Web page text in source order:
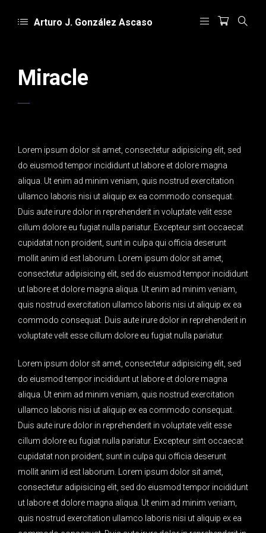
Arturo J. González Ascaso
Miracle
Lorem ipsum dolor sit amet, consectetur adipisicing elit, sed
do eiusmod tempor incididunt ut labore et dolore magna
aliqua. Ut enim ad minim veniam, quis nostrud exercitation
ullamco laboris nisi ut aliquip ex ea commodo consequat.
Duis aute irure dolor in reprehenderit in voluptate velit esse
cillum dolore eu fugiat nulla pariatur. Excepteur sint occaecat
cupidatat non proident, sunt in culpa qui officia deserunt
mollit anim id est laborum. Lorem ipsum dolor sit amet,
consectetur adipisicing elit, sed do eiusmod tempor incididunt
ut labore et dolore magna aliqua. Ut enim ad minim veniam,
quis nostrud exercitation ullamco laboris nisi ut aliquip ex ea
commodo consequat. Duis aute irure dolor in reprehenderit in
voluptate velit esse cillum dolore eu fugiat nulla pariatur.
Lorem ipsum dolor sit amet, consectetur adipisicing elit, sed
do eiusmod tempor incididunt ut labore et dolore magna
aliqua. Ut enim ad minim veniam, quis nostrud exercitation
ullamco laboris nisi ut aliquip ex ea commodo consequat.
Duis aute irure dolor in reprehenderit in voluptate velit esse
cillum dolore eu fugiat nulla pariatur. Excepteur sint occaecat
cupidatat non proident, sunt in culpa qui officia deserunt
mollit anim id est laborum. Lorem ipsum dolor sit amet,
consectetur adipisicing elit, sed do eiusmod tempor incididunt
ut labore et dolore magna aliqua. Ut enim ad minim veniam,
quis nostrud exercitation ullamco laboris nisi ut aliquip ex ea